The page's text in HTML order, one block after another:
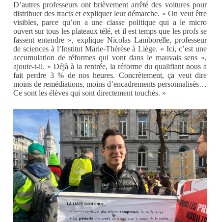
D’autres professeurs ont brièvement arrêté des voitures pour
distribuer des tracts et expliquer leur démarche. « On veut être
visibles, parce qu’on a une classe politique qui a le micro
ouvert sur tous les plateaux télé, et il est temps que les profs se
fassent entendre », explique Nicolas Lamborelle, professeur
de sciences à l’Institut Marie-Thérèse à Liège. « Ici, c’est une
accumulation de réformes qui vont dans le mauvais sens »,
ajoute-t-il. « Déjà à la rentrée, la réforme du qualifiant nous a
fait perdre 3 % de nos heures. Concrètement, ça veut dire
moins de remédiations, moins d’encadrements personnalisés…
Ce sont les élèves qui sont directement touchés. »